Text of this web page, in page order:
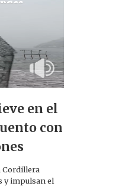
en el
con
Cordillera
y impulsan el